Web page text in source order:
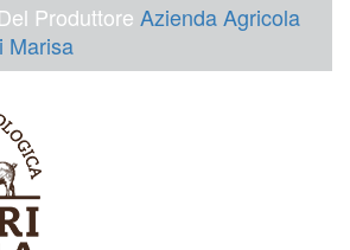
Produttore Azienda Agricola
Marisa